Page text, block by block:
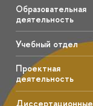
Образовательная
деятельность
Учебный отдел
Проектная
деятельность
Диссертационные